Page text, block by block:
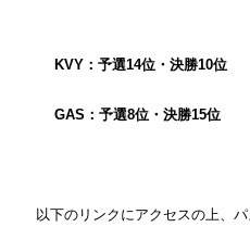
KVY ：予選14位・決勝10位
GAS ：予選8位・決勝15位
以下のリンクにアクセスの上、